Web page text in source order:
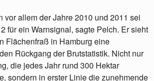
vor allem der Jahre 2010 und 2011 sei
für ein Warnsignal, sagte Pelch. Er sieht
Flächenfraß in Hamburg eine
Rückgang der Brutstatistik. Nicht nur
die jedes Jahr rund 300 Hektar
sondern in erster Linie die zunehmende